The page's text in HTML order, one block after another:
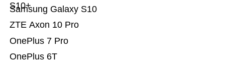
OnePlus 6T
OnePlus 7 Pro
ZTE Axon 10 Pro
Samsung Galaxy S10
S10+